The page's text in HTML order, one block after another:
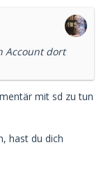
Account dort
mit sd zu tun
hast du dich